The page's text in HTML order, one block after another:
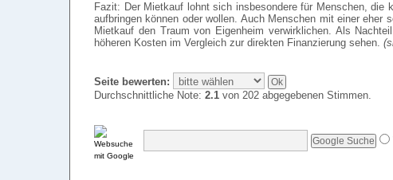
Fazit: Der Mietkauf lohnt sich insbesondere für Menschen, die
aufbringen können oder wollen. Auch Menschen mit einer eher
Mietkauf den Traum von Eigenheim verwirklichen. Als
höheren Kosten im Vergleich zur direkten Finanzierung sehen.
Seite bewerten:
Durchschnittliche Note: 2.1 von 202 abgegebenen Stimmen.